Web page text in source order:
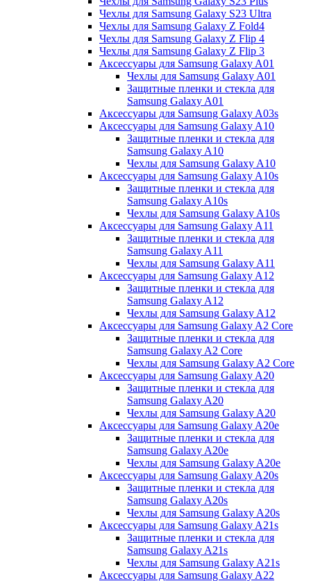
Чехлы для Samsung Galaxy S23 Ultra
Чехлы для Samsung Galaxy Z Fold4
Чехлы для Samsung Galaxy Z Flip 4
Чехлы для Samsung Galaxy Z Flip 3
Аксессуары для Samsung Galaxy A01
Чехлы для Samsung Galaxy A01
Защитные пленки и стекла для
Samsung Galaxy A01
Аксессуары для Samsung Galaxy A03s
Аксессуары для Samsung Galaxy A10
Защитные пленки и стекла для
Samsung Galaxy A10
Чехлы для Samsung Galaxy A10
Аксессуары для Samsung Galaxy A10s
Защитные пленки и стекла для
Samsung Galaxy A10s
Чехлы для Samsung Galaxy A10s
Аксессуары для Samsung Galaxy A11
Защитные пленки и стекла для
Samsung Galaxy A11
Чехлы для Samsung Galaxy A11
Аксессуары для Samsung Galaxy A12
Защитные пленки и стекла для
Samsung Galaxy A12
Чехлы для Samsung Galaxy A12
Аксессуары для Samsung Galaxy A2 Core
Защитные пленки и стекла для
Samsung Galaxy A2 Core
Чехлы для Samsung Galaxy A2 Core
Аксессуары для Samsung Galaxy A20
Защитные пленки и стекла для
Samsung Galaxy A20
Чехлы для Samsung Galaxy A20
Аксессуары для Samsung Galaxy A20e
Защитные пленки и стекла для
Samsung Galaxy A20e
Чехлы для Samsung Galaxy A20e
Аксессуары для Samsung Galaxy A20s
Защитные пленки и стекла для
Samsung Galaxy A20s
Чехлы для Samsung Galaxy A20s
Аксессуары для Samsung Galaxy A21s
Защитные пленки и стекла для
Samsung Galaxy A21s
Чехлы для Samsung Galaxy A21s
Аксессуары для Samsung Galaxy A22